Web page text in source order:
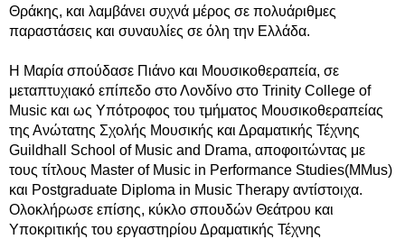
Θράκης, και λαμβάνει συχνά μέρος σε πολυάριθμες
παραστάσεις και συναυλίες σε όλη την Ελλάδα.
Η Μαρία σπούδασε Πιάνο και Μουσικοθεραπεία, σε
μεταπτυχιακό επίπεδο στο Λονδίνο στο Trinity College of
Music και ως Υπότροφος του τμήματος Μουσικοθεραπείας
της Ανώτατης Σχολής Μουσικής και Δραματικής Τέχνης
Guildhall School of Music and Drama, αποφοιτώντας με
τους τίτλους Master of Music in Performance Studies(MMus)
και Postgraduate Diploma in Music Therapy αντίστοιχα.
Ολοκλήρωσε επίσης, κύκλο σπουδών Θεάτρου και
Υποκριτικής του εργαστηρίου Δραματικής Τέχνης